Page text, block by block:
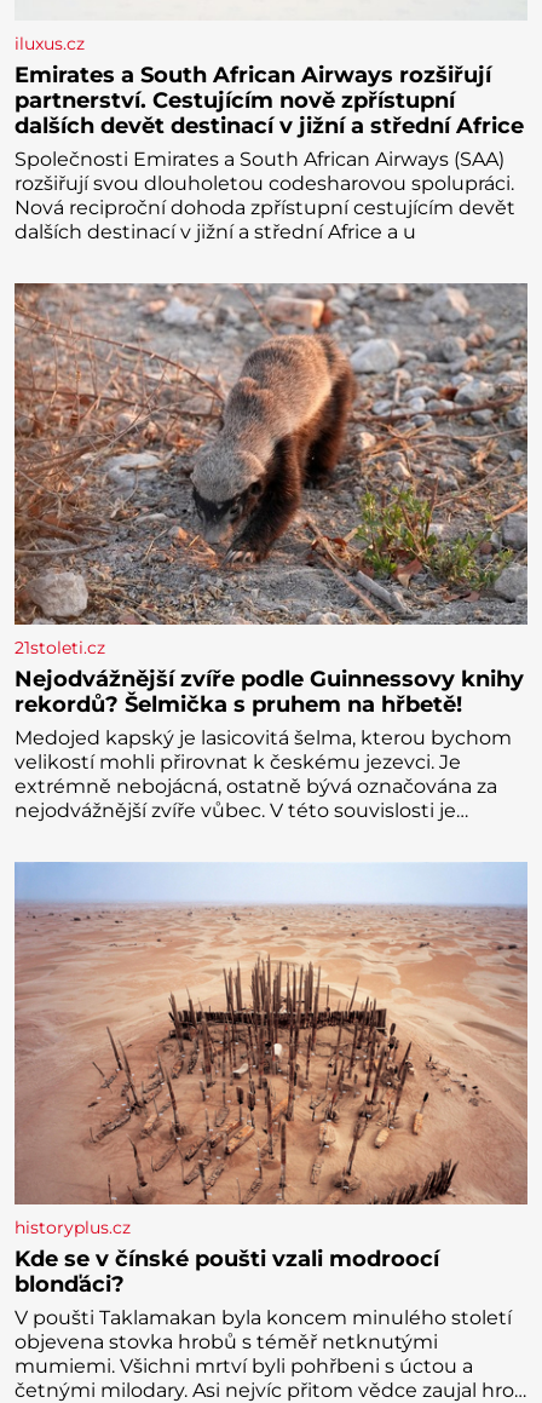
iluxus.cz
Emirates a South African Airways rozšiřují
partnerství. Cestujícím nově zpřístupní
dalších devět destinací v jižní a střední Africe
Společnosti Emirates a South African Airways (SAA)
rozšiřují svou dlouholetou codesharovou spolupráci.
Nová reciproční dohoda zpřístupní cestujícím devět
dalších destinací v jižní a střední Africe a u
21stoleti.cz
Nejodvážnější zvíře podle Guinnessovy knihy
rekordů? Šelmička s pruhem na hřbetě!
Medojed kapský je lasicovitá šelma, kterou bychom
velikostí mohli přirovnat k českému jezevci. Je
extrémně nebojácná, ostatně bývá označována za
nejodvážnější zvíře vůbec. V této souvislosti je
historyplus.cz
Kde se v čínské poušti vzali modroocí
blonďáci?
V poušti Taklamakan byla koncem minulého století
objevena stovka hrobů s téměř netknutými
mumiemi. Všichni mrtví byli pohřbeni s úctou a
četnými milodary. Asi nejvíc přitom vědce zaujal hrob